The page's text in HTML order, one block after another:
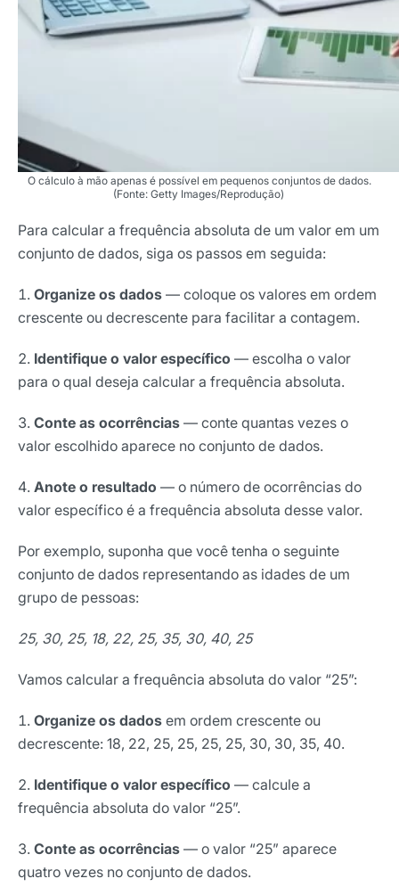
O cálculo à mão apenas é possível em pequenos conjuntos de dados.
(Fonte: Getty Images/Reprodução)
Para calcular a frequência absoluta de um valor em um
conjunto de dados, siga os passos em seguida:
Organize os dados — coloque os valores em ordem
crescente ou decrescente para facilitar a contagem.
Identifique o valor específico — escolha o valor
para o qual deseja calcular a frequência absoluta.
Conte as ocorrências — conte quantas vezes o
valor escolhido aparece no conjunto de dados.
Anote o resultado — o número de ocorrências do
valor específico é a frequência absoluta desse valor.
Por exemplo, suponha que você tenha o seguinte
conjunto de dados representando as idades de um
grupo de pessoas:
25, 30, 25, 18, 22, 25, 35, 30, 40, 25
Vamos calcular a frequência absoluta do valor “25”:
Organize os dados em ordem crescente ou
decrescente: 18, 22, 25, 25, 25, 25, 30, 30, 35, 40.
Identifique o valor específico — calcule a
frequência absoluta do valor “25”.
Conte as ocorrências — o valor “25” aparece
quatro vezes no conjunto de dados.
Tendências e materiais exclusivos do mercado
digital que valem a leitura.